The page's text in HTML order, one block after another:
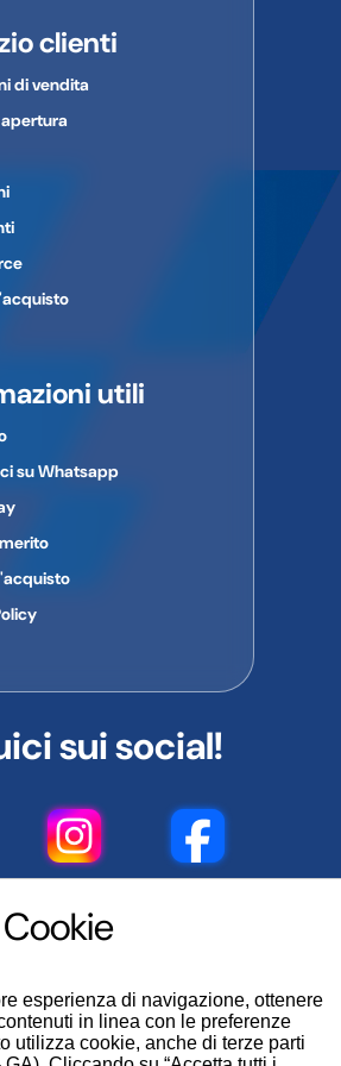
esperienza di navigazione, ottenere
in linea con le preferenze
utilizza cookie, anche di terze parti
clienti
di vendita
utili
su Whatsapp
sui social!